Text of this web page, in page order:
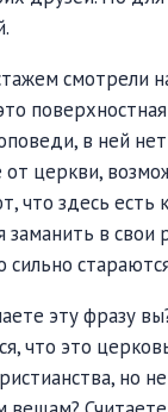
смотрели
в ней
церкви,
что здесь есть
заманить в свои
сильно
эту фразу
что это
но